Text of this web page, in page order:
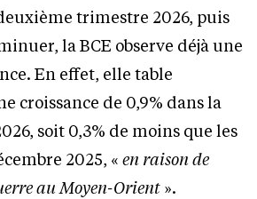
trimestre 2026, puis
la BCE observe déjà une
En effet, elle table
croissance de 0,9% dans la
soit 0,3% de moins que les
2025, « en raison de
au Moyen-Orient ».